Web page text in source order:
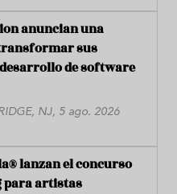
anuncian una
sus
de software
NJ, 5 ago. 2026
lanzan el concurso
para artistas